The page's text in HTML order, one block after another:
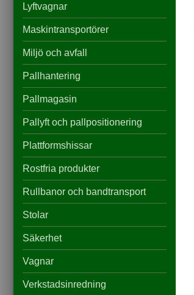
Lyftvagnar
Maskintransportörer
Miljö och avfall
Pallhantering
Pallmagasin
Pallyft och pallpositionering
Plattformshissar
Rostfria produkter
Rullbanor och bandtransport
Stolar
Säkerhet
Vagnar
Verkstadsinredning
Nödvändiga
Dessa kakor
går inte att
välja bort. De
behövs för att
hemsidan
över huvud
fungera.
Statistik
För att vi ska
kunna
förbättra
hemsidans
funktionalitet
uppbyggnad,
hur
hemsidan
används.